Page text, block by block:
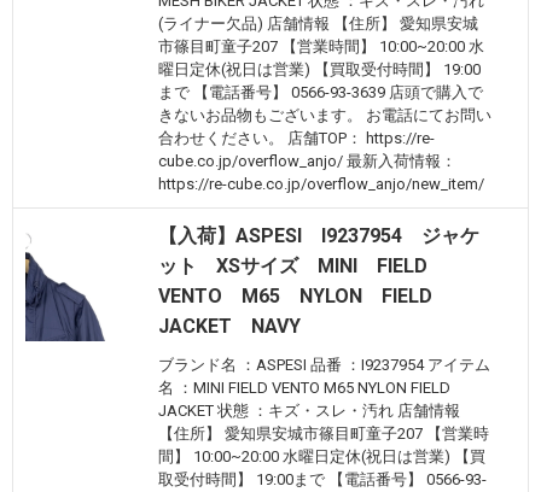
(ライナー欠品) 店舗情報 【住所】 愛知県安城
市篠目町童子207 【営業時間】 10:00~20:00 水
曜日定休(祝日は営業) 【買取受付時間】 19:00
まで 【電話番号】 0566-93-3639 店頭で購入で
きないお品物もございます。 お電話にてお問い
合わせください。 店舗TOP： https://re-
cube.co.jp/overflow_anjo/ 最新入荷情報：
https://re-cube.co.jp/overflow_anjo/new_item/
【入荷】ASPESI I9237954 ジャケ
ット XSサイズ MINI FIELD
VENTO M65 NYLON FIELD
JACKET NAVY
ブランド名 ：ASPESI 品番 ：I9237954 アイテム
名 ：MINI FIELD VENTO M65 NYLON FIELD
JACKET 状態 ：キズ・スレ・汚れ 店舗情報
【住所】 愛知県安城市篠目町童子207 【営業時
間】 10:00~20:00 水曜日定休(祝日は営業) 【買
取受付時間】 19:00まで 【電話番号】 0566-93-